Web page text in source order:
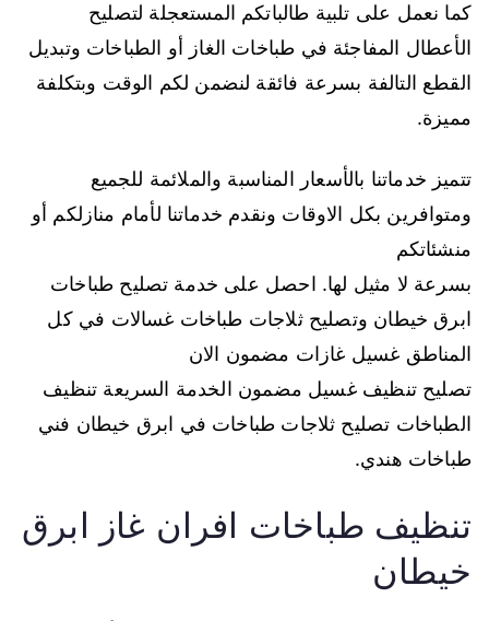
كما نعمل على تلبية طالباتكم المستعجلة لتصليح
الأعطال المفاجئة في طباخات الغاز أو الطباخات وتبديل
القطع التالفة بسرعة فائقة لنضمن لكم الوقت وبتكلفة
مميزة.
تتميز خدماتنا بالأسعار المناسبة والملائمة للجميع
ومتوافرين بكل الاوقات ونقدم خدماتنا لأمام منازلكم أو
منشئاتكم
بسرعة لا مثيل لها. احصل على خدمة تصليح طباخات
ابرق خيطان وتصليح ثلاجات طباخات غسالات في كل
المناطق غسيل غازات مضمون الان
تصليح تنظيف غسيل مضمون الخدمة السريعة تنظيف
الطباخات تصليح ثلاجات طباخات في ابرق خيطان فني
طباخات هندي.
تنظيف طباخات افران غاز ابرق
خيطان